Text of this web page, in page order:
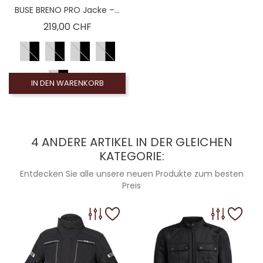
BUSE BRENO PRO Jacke –...
219,00 CHFPreis
IN DEN WARENKORB
4 ANDERE ARTIKEL IN DER GLEICHEN
KATEGORIE:
Entdecken Sie alle unsere neuen Produkte zum besten
Preis